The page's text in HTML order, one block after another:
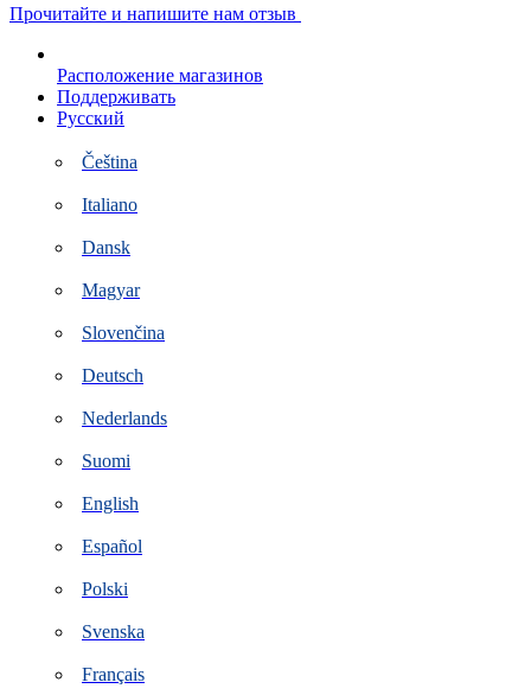
Перейти
контенту
Прочитайте и напишите нам отзыв
Расположение магазинов
Поддерживать
Русский
Čeština
Italiano
Dansk
Magyar
Slovenčina
Deutsch
Nederlands
Suomi
English
Español
Polski
Svenska
Français